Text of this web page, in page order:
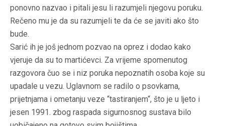
ponovno nazvao i pitali jesu li razumjeli njegovu poruku.
Rečeno mu je da su razumjeli te da će se javiti ako što
bude.
Sarić ih je još jednom pozvao na oprez i dodao kako
vjeruje da su to martićevci. Za vrijeme spomenutog
razgovora čuo se i niz poruka nepoznatih osoba koje su
upadale u vezu. Uglavnom se radilo o psovkama,
prijetnjama i ometanju veze “tastiranjem“, što je u ljeto i
jesen 1991. zbog raspada sigurnosnog sustava bilo